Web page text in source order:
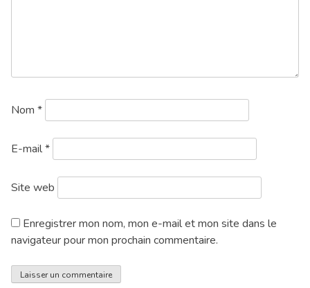
Nom *
E-mail*
Site web
Enregistrer mon nom, mon e-mail et mon site dans le
navigateur pour mon prochain commentaire.